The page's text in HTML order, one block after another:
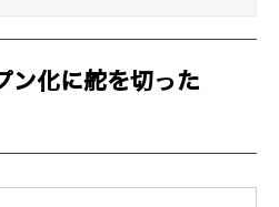
ン化に舵を切った